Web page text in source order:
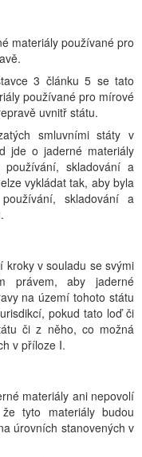
materiály používané pro
3 článku 5 se tato
používané pro mírové
uvnitř státu.
smluvními státy v
jde o jaderné materiály
skladování a
vykládat tak, aby byla
skladování a
kroky v souladu se svými
právem, aby jaderné
na území tohoto státu
pokud tato loď či
či z něho, co možná
v příloze I.
materiály ani nepovolí
tyto materiály budou
úrovních stanovených v